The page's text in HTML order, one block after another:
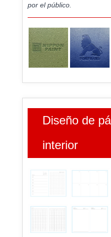
por el público.
Diseño de
interior